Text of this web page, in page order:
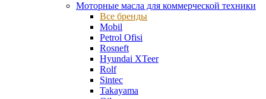
Моторные масла для коммерческой техники
Все бренды
Mobil
Petrol Ofisi
Rosneft
Hyundai XTeer
Rolf
Sintec
Takayama